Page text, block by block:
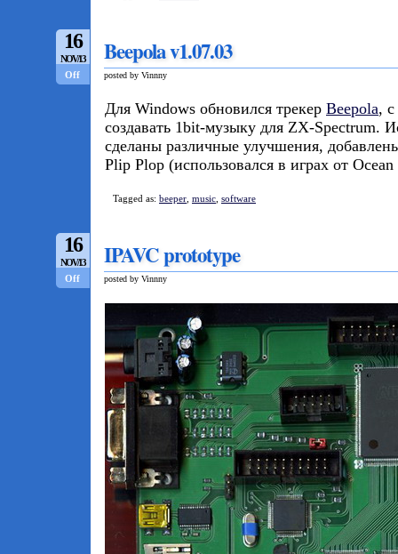
16
NOV/13
Off
Beepola v1.07.03
posted by Vinnny
Для Windows обновился трекер Beepola,
создавать 1bit-музыку для ZX-Spectrum.
сделаны различные улучшения,
Plip Plop (использовался в играх от
Tagged as: beeper music software
16
NOV/13
Off
IPAVC prototype
posted by Vinnny